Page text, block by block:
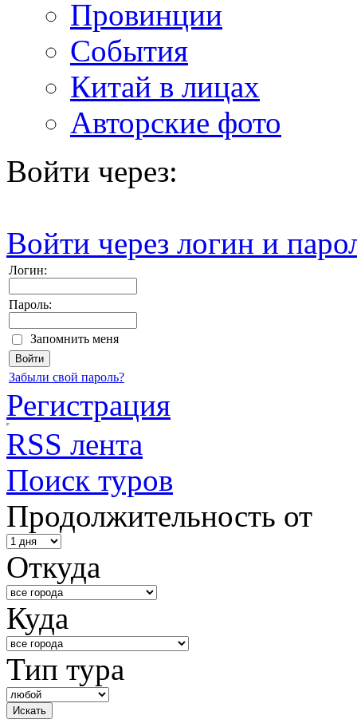
Провинции
События
Китай в лицах
Авторские фото
Войти через:
Войти через логин и
Логин:
Пароль:
Запомнить меня
Забыли свой пароль?
Регистрация
RSS лента
Поиск туров
Продолжительность от
Откуда
Куда
Тип тура